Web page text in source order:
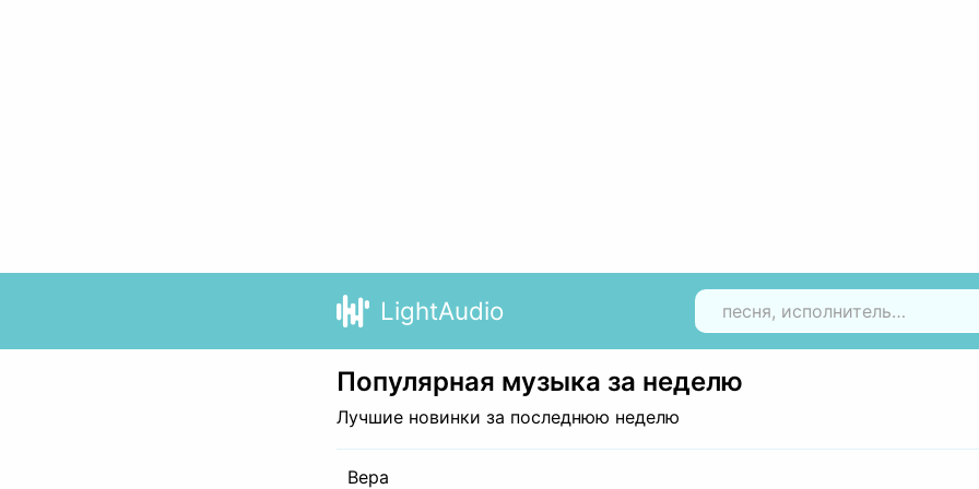
LightAudio
Популярная музыка за неделю
Лучшие новинки за последнюю неделю
Вера